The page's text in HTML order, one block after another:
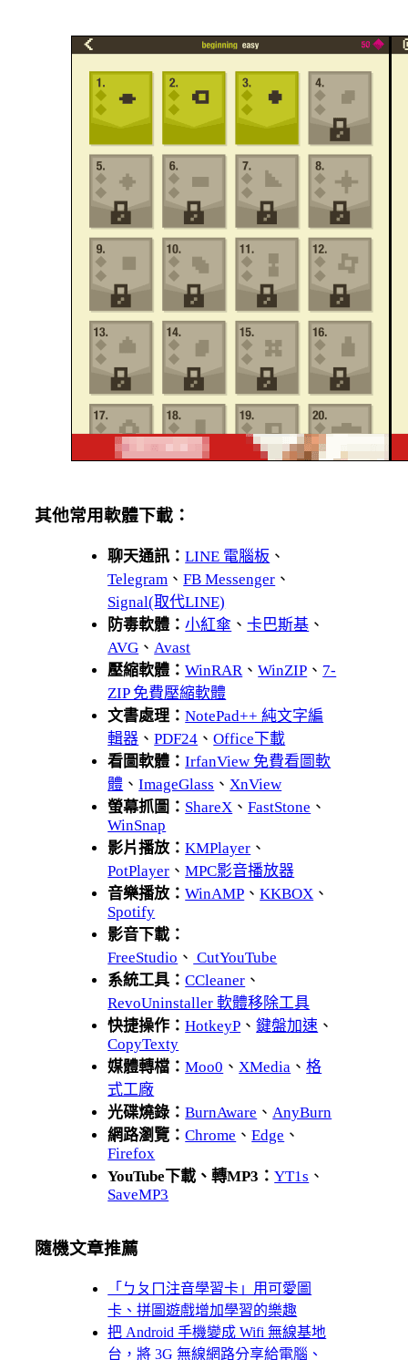
其他常用軟體下載：
聊天通訊：LINE 電腦板 、
Telegram 、FB Messenger 、
Signal(取代LINE)
防毒軟體：小紅傘 、卡巴斯基 、
AVG 、 Avast
壓縮軟體：WinRAR 、WinZIP 、 7-
ZIP 免費壓縮軟體
文書處理：NotePad++ 純文字編
輯器 、PDF24 、Office下載
看圖軟體：IrfanView 免費看圖軟
體 、ImageGlass 、 XnView
螢幕抓圖： ShareX 、FastStone 、
WinSnap
影片播放：KMPlayer 、
PotPlayer 、MPC影音播放器
音樂播放：WinAMP 、KKBOX 、
Spotify
影音下載：
FreeStudio 、 CutYouTube
系統工具：CCleaner 、
RevoUninstaller 軟體移除工具
快捷操作：HotkeyP 、鍵盤加速 、
CopyTexty
媒體轉檔：Moo0 、 XMedia 、格
式工廠
光碟燒錄：BurnAware 、 AnyBurn
網路瀏覽：Chrome 、Edge 、
Firefox
YouTube下載、轉MP3：YT1s 、
SaveMP3
隨機文章推薦
「ㄅㄆㄇ注音學習卡」用可愛圖
卡、拼圖遊戲增加學習的樂趣
把 Android 手機變成 Wifi 無線基地
台，將 3G 無線網路分享給電腦、